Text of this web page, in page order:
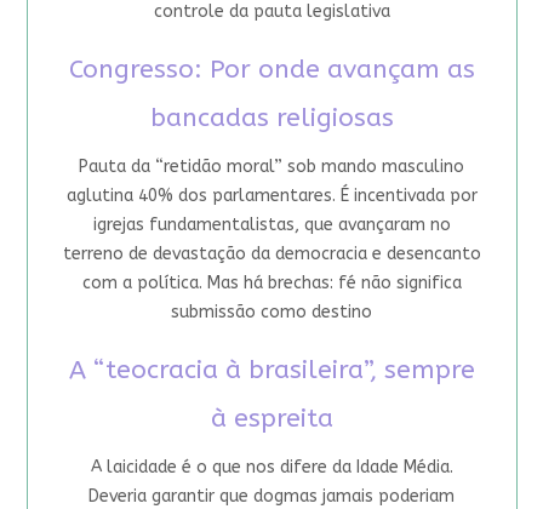
controle da pauta legislativa
Congresso: Por onde avançam as
bancadas religiosas
Pauta da “retidão moral” sob mando masculino
aglutina 40% dos parlamentares. É incentivada por
igrejas fundamentalistas, que avançaram no
terreno de devastação da democracia e desencanto
com a política. Mas há brechas: fé não significa
submissão como destino
A “teocracia à brasileira”, sempre
à espreita
A laicidade é o que nos difere da Idade Média.
Deveria garantir que dogmas jamais poderiam